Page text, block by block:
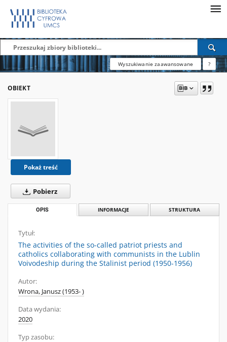
Wyszukiwanie zaawansowane ?
OBIEKT
Pokaż treść
Pobierz
OPIS INFORMACJE STRUKTURA
Tytuł:
The activities of the so-called patriot priests and
catholics collaborating with communists in the Lublin
Voivodeship during the Stalinist period (1950-1956)
Autor:
Wrona, Janusz (1953- )
Data wydania:
2020
Typ zasobu: